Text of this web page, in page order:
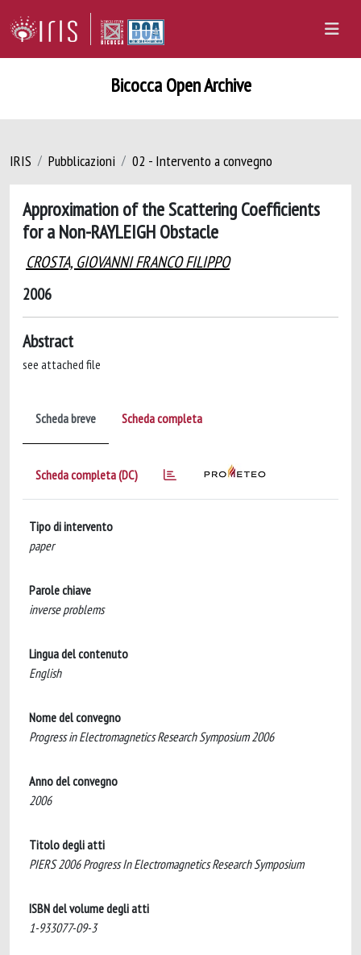
Bicocca Open Archive
IRIS Pubblicazioni 02 - Intervento a convegno
Approximation of the Scattering Coefficients
for a Non-RAYLEIGH Obstacle
CROSTA, GIOVANNI FRANCO FILIPPO
2006
Abstract
see attached file
Scheda breve Scheda completa
Scheda completa (DC)
Tipo di intervento
paper
Parole chiave
inverse problems
Lingua del contenuto
English
Nome del convegno
Progress in Electromagnetics Research Symposium 2006
Anno del convegno
2006
Titolo degli atti
PIERS 2006 Progress In Electromagnetics Research Symposium
ISBN del volume degli atti
1-933077-09-3